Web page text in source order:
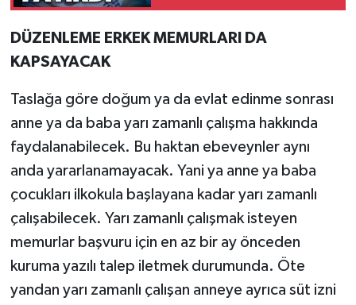
DÜZENLEME ERKEK MEMURLARI DA
KAPSAYACAK
Taslağa göre doğum ya da evlat edinme sonrası
anne ya da baba yarı zamanlı çalışma hakkında
faydalanabilecek. Bu haktan ebeveynler aynı
anda yararlanamayacak. Yani ya anne ya baba
çocukları ilkokula başlayana kadar yarı zamanlı
çalışabilecek. Yarı zamanlı çalışmak isteyen
memurlar başvuru için en az bir ay önceden
kuruma yazılı talep iletmek durumunda. Öte
yandan yarı zamanlı çalışan anneye ayrıca süt izni
SİYASET
Ulusal
Yaşam